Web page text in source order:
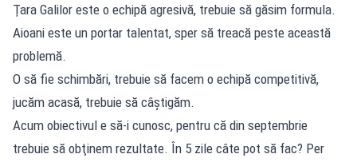
Ţara Galilor este o echipă agresivă, trebuie să găsim formula.
Aioani este un portar talentat, sper să treacă peste această
problemă.
O să fie schimbări, trebuie să facem o echipă competitivă,
jucăm acasă, trebuie să câştigăm.
Acum obiectivul e să-i cunosc, pentru că din septembrie
trebuie să obţinem rezultate. În 5 zile câte pot să fac? Per